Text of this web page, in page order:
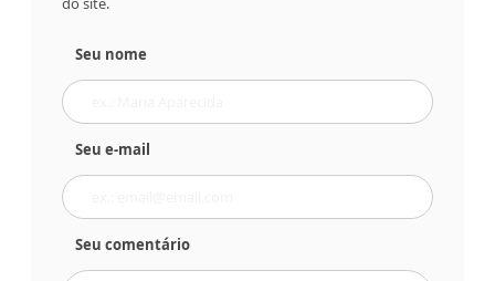
Seu nome
Seu e-mail
Seu comentário